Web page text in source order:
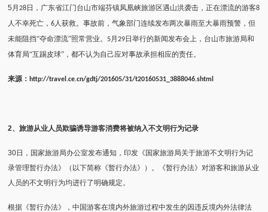
5 月28日，广东省江门台山市端芬镇凤凰峡旅游区遇山洪袭击，正在漂流的游客8
人不幸死亡，6人获救。事故前，气象部门连续发布两次暴雨至大暴雨预警，但
未能阻挡“夺命漂流”照常营业。5月29日举行的新闻发布会上，台山市旅游局和
体育局“互踢皮球”，都不认为自己应对事故承担相应的责任。
来源：http://travel.ce.cn/gdtj/201605/31/t20160531_3888046.shtml
2、旅游从业人员欺骗诱导游客消费将被纳入不文明行为记录
30日，国家旅游局办公室发布通知，印发《国家旅游局关于旅游不文明行为记
录管理暂行办法》（以下简称《暂行办法》）。《暂行办法》对游客和旅游从业
人员的不文明行为均进行了明确规定。
根据《暂行办法》，中国游客在境内外旅游过程中发生的因违反境内外法律法